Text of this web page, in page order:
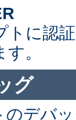
トに認
。
グ
のデバ